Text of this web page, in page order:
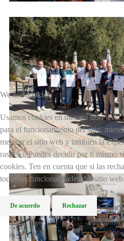
We use cookies
Usamos cookies en nuestro sitio web.
para el funcionamiento del sitio,
mejorar el sitio web y también la
rastreo). Puedes decidir por ti mismo
cookies. Ten en cuenta que si las
todas las funcionalidades del sitio web.
De acuerdo Rechazar
Más